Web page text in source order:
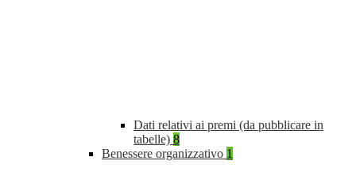
Dati relativi ai premi (da pubblicare in
tabelle) 8
Benessere organizzativo 1